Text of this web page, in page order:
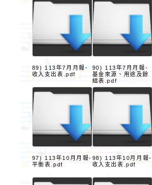
89) 113年7月月報-
收入支出表.pdf
90) 113年7月月報-
基金來源、用途及餘
絀表.pdf
97) 113年10月月報-
平衡表.pdf
98) 113年10月月報-
收入支出表.pdf